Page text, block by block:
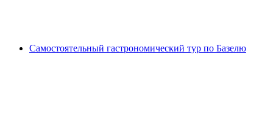
Самостоятельный гастрономический тур по Базелю